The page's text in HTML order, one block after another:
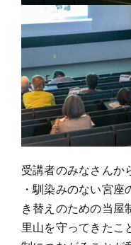
受講者のみなさんか
・馴染みのない宮
き替えのための当屋
里山を守ってきたこ